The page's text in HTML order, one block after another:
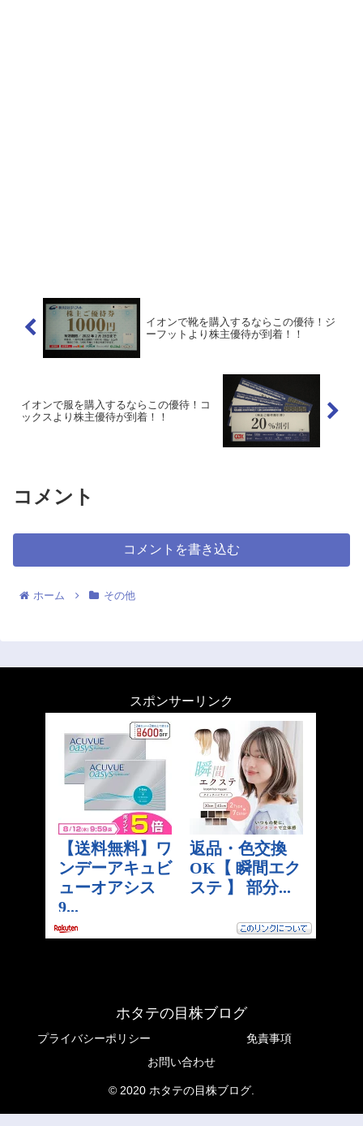
イオンで靴を購入するならこの優待！ジ
ーフットより株主優待が到着！！
イオンで服を購入するならこの優待！コ
ックスより株主優待が到着！！
コメント
コメントを書き込む
ホーム その他
スポンサーリンク
ホタテの目株ブログ
プライバシーポリシー
免責事項
お問い合わせ
© 2020 ホタテの目株ブログ.